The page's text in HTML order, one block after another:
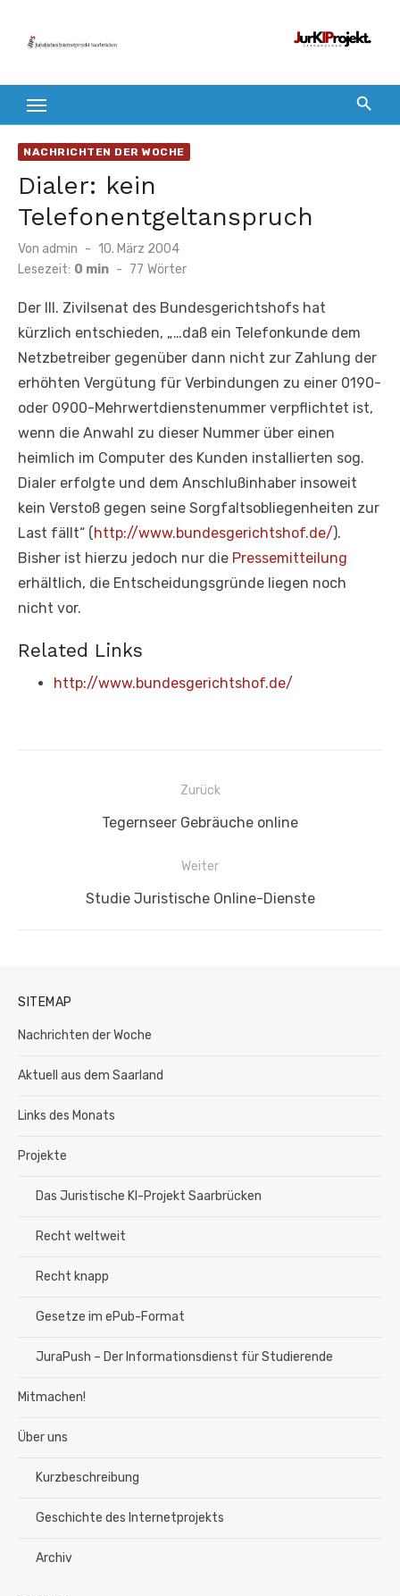
Inhalt
NACHRICHTEN DER WOCHE
Dialer: kein
Telefonentgeltanspruch
Von admin
Veröffentlicht
am
10. März 2004
Lesezeit: 0 min - 77 Wörter
Der III. Zivilsenat des Bundesgerichtshofs hat
kürzlich entschieden, „…daß ein Telefonkunde dem
Netzbetreiber gegenüber dann nicht zur Zahlung der
erhöhten Vergütung für Verbindungen zu einer 0190-
oder 0900-Mehrwertdienstenummer verpflichtet ist,
wenn die Anwahl zu dieser Nummer über einen
heimlich im Computer des Kunden installierten sog.
Dialer erfolgte und dem Anschlußinhaber insoweit
kein Verstoß gegen seine Sorgfaltsobliegenheiten zur
Last fällt“ (http://www.bundesgerichtshof.de/).
Bisher ist hierzu jedoch nur die Pressemitteilung
erhältlich, die Entscheidungsgründe liegen noch
nicht vor.
Related Links
http://www.bundesgerichtshof.de/
Beitragsnavigation
Zurück
Vorheriger
Tegernseer Gebräuche online
Weiter
Nächster
Studie Juristische Online-Dienste
SITEMAP
Nachrichten der Woche
Aktuell aus dem Saarland
Links des Monats
Projekte
Das Juristische KI-Projekt Saarbrücken
Recht weltweit
Recht knapp
Gesetze im ePub-Format
JuraPush – Der Informationsdienst für Studierende
Mitmachen!
Über uns
Kurzbeschreibung
Geschichte des Internetprojekts
Archiv